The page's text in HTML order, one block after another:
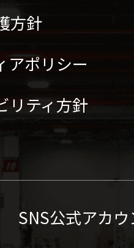
方針
アポリシー
リティ方針
SNS公式アカ